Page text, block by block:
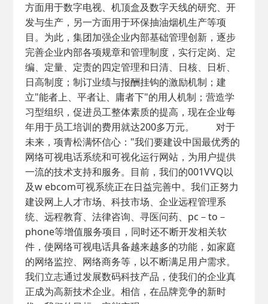
方面用于数字电视、机顶盒及数字天线的研究、开
发与生产，另一方面用于环保抽油烟机生产等项
目。为此，集团加强企业内部基础管理创新，逐步
完善企业内部各项规章和管理制度，实行定岗、定
编、定量、定责的四定管理和日清、日核、日析、
日高制度；制订业绩与报酬挂钩的激励机制；建
立"能者上、平者让、庸者下"的用人机制；营造学
习型组织，促进员工整体素质的提高，现在企业每
年用于员工培训的费用就达200多万元。 对于
未来，项青松满怀信心："我们要建设中国最优秀的
网络可视电话系统和可视化运行网站，为用户提供
一流的技术支持和服务。目前，我们的001VVQ以
及w ebcom可视系统正在日益完善中。我们正努力
建设网上人才市场、科技市场、企业远程管理系
统、远程教育、法律咨询、寻医问药、pc－to－
phone等增值服务项目，同时还不断开发相关软
件，使网络可视电话具备越来越多的功能，如家庭
的网络监控、网络商务等，以不断满足用户需求。
我们立志通过发展数码科技产品，使我们的企业真
正成为高新技术企业。相信，在品牌竞争的新时